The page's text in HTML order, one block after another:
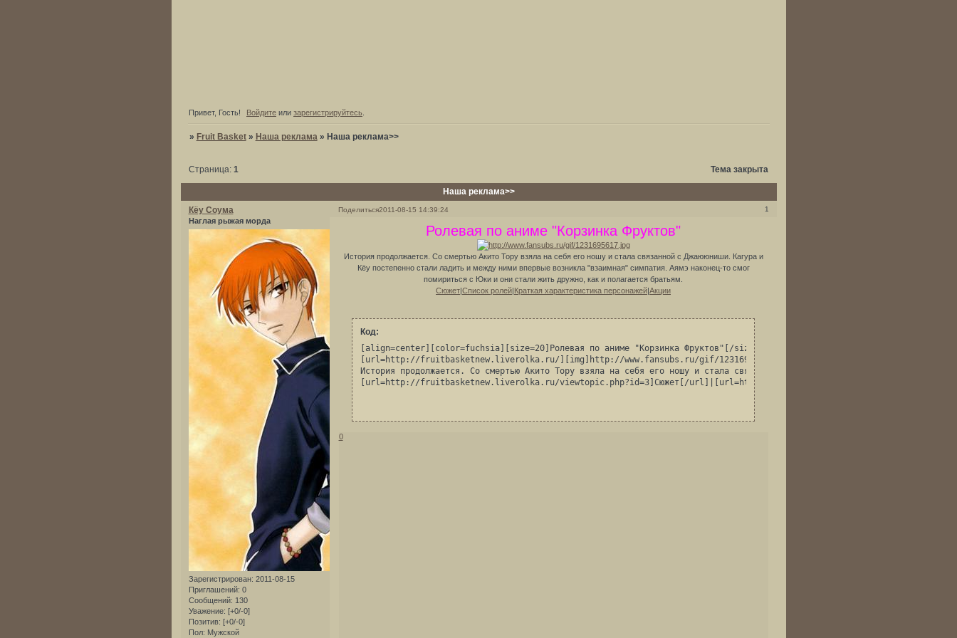
Привет, Гость! Войдите или зарегистрируйтесь
» Fruit Basket » Наша реклама » Наша реклама>>
Наша реклама>>
Страница: 1 Тема закрыта
Поделиться 1
2011-08-15 14:39:24
Кёу Соума
Наглая рыжая морда
Зарегистрирован: 2011-08-15
Приглашений: 0
Сообщений: 130
Уважение: [+0/-0]
Позитив: [+0/-0]
Пол: Мужской
Ролевая по аниме "Корзинка Фруктов"
История продолжается. Со смертью Акито Тору взяла на себя его ношу и стала связанной с Джаююниши. Кагура и
Кёу постепенно стали ладить и между ними впервые возникла "взаимная" симпатия. Аямэ наконец-то смог
помириться с Юки и они стали жить дружно, как и полагается братьям.
Сюжет|Список ролей|Краткая характеристика персонажей|Акции
Код:
[align=center][color=fuchsia][size=20]Ролевая по аниме "Корзинка Фруктов"[/size][/color]
[url=http://fruitbasketnew.liverolka.ru/][img]http://www.fansubs.ru/gif/1231695617.jpg[/img][/url]
История продолжается. Со смертью Акито Тору взяла на себя его ношу и стала связанной с Джаююниши. Кагура и Кёу
[url=http://fruitbasketnew.liverolka.ru/viewtopic.php?id=3]Сюжет[/url]|[url=http://fruitbasketnew.liverolka.ru/
0